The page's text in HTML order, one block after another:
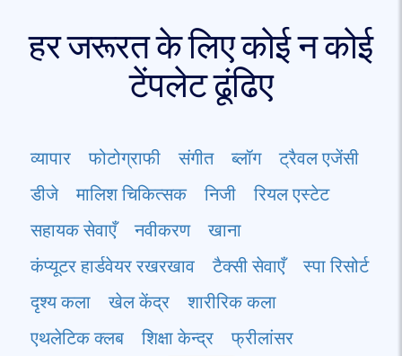
हर जरूरत के लिए कोई न कोई
टेंपलेट ढूंढिए
व्यापार फोटोग्राफी संगीत ब्लॉग
ट्रैवल एजेंसी
डीजे
मालिश चिकित्सक निजी
रियल एस्टेट
सहायक सेवाएँ
नवीकरण
खाना
कंप्यूटर हार्डवेयर रखरखाव
टैक्सी सेवाएँ
स्पा रिसोर्ट
दृश्य कला
खेल केंद्र
शारीरिक कला
एथलेटिक क्लब
शिक्षा केन्द्र फ्रीलांसर